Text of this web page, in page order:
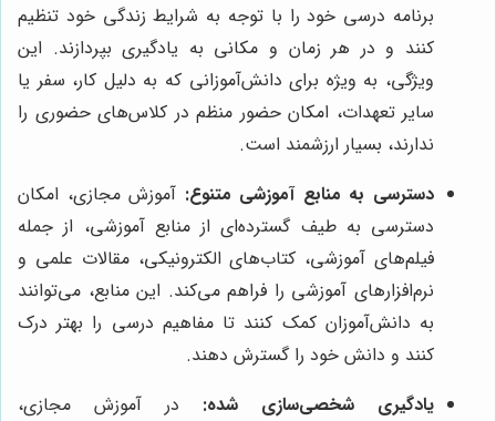
برنامه درسی خود را با توجه به شرایط زندگی خود تنظیم
کنند و در هر زمان و مکانی به یادگیری بپردازند. این
ویژگی، به ویژه برای دانش‌آموزانی که به دلیل کار، سفر یا
سایر تعهدات، امکان حضور منظم در کلاس‌های حضوری را
ندارند، بسیار ارزشمند است.
دسترسی به منابع آموزشی متنوع: آموزش مجازی، امکان
دسترسی به طیف گسترده‌ای از منابع آموزشی، از جمله
فیلم‌های آموزشی، کتاب‌های الکترونیکی، مقالات علمی و
نرم‌افزارهای آموزشی را فراهم می‌کند. این منابع، می‌توانند
به دانش‌آموزان کمک کنند تا مفاهیم درسی را بهتر درک
کنند و دانش خود را گسترش دهند.
یادگیری شخصی‌سازی شده: در آموزش مجازی،